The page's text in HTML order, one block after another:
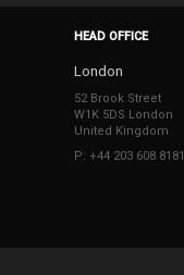
HEAD OFFICE
London
52 Brook Street
W1K 5DS London
United Kingdom
P: +44 203 608 8181